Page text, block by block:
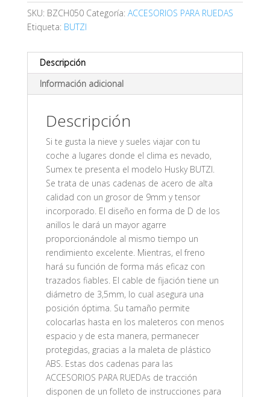
SKU: BZCH050 Categoría: ACCESORIOS PARA RUEDAS
Etiqueta: BUTZI
Descripción
Información adicional
Descripción
Si te gusta la nieve y sueles viajar con tu
coche a lugares donde el clima es nevado,
Sumex te presenta el modelo Husky BUTZI.
Se trata de unas cadenas de acero de alta
calidad con un grosor de 9mm y tensor
incorporado. El diseño en forma de D de los
anillos le dará un mayor agarre
proporcionándole al mismo tiempo un
rendimiento excelente. Mientras, el freno
hará su función de forma más eficaz con
trazados fiables. El cable de fijación tiene un
diámetro de 3,5mm, lo cual asegura una
posición óptima. Su tamaño permite
colocarlas hasta en los maleteros con menos
espacio y de esta manera, permanecer
protegidas, gracias a la maleta de plástico
ABS. Estas dos cadenas para las
ACCESORIOS PARA RUEDAs de tracción
disponen de un folleto de instrucciones para